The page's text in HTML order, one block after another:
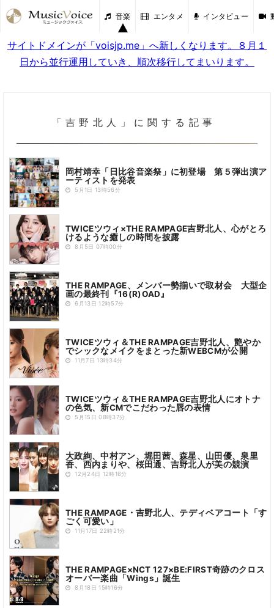
音楽 エンタメ インタビュー
サイトドメインが「voisjp.me」へ新しくなります。８月１
日から並行運用していき、順次移行してまいります。
「吉野北人」に関する記事
岡村靖幸「日比谷音楽祭」に初登場 第５弾出演ア
ーティストを発表
5月1日 13時56分
TWICEツウィ×THE RAMPAGE吉野北人、心がとろ
けるような癒しの時間を披露
8月5日 07時00分
THE RAMPAGE、メンバー勢揃いで取材会 大型企
画の最終刊『16(R)OAD』
6月13日 12時57分
TWICEツウィ＆THE RAMPAGE吉野北人、艶やか
でシックなメイクをまとった新WEBCMが公開
11月7日 13時34分
TWICEツウィ＆THE RAMPAGE吉野北人にオトナ
の色気、新CMでこだわった唇の表情
5月15日 08時37分
大政絢、中村アン、堀田茜、森星、山田優、泉里
香、西内まりや、桜田通、吉野北人が美の競演
12月24日 12時16分
THE RAMPAGE・吉野北人、テディベアコート「す
ごく可愛い」
11月17日 22時21分
THE RAMPAGE×NCT 127×BE:FIRST奇跡のクロス
オーバー楽曲「Wings」誕生
8月18日 15時16分